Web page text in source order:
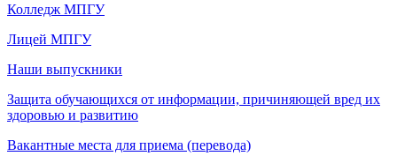
Колледж МПГУ
Лицей МПГУ
Наши выпускники
Защита обучающихся от информации, причиняющей вред их
здоровью и развитию
Вакантные места для приема (перевода)